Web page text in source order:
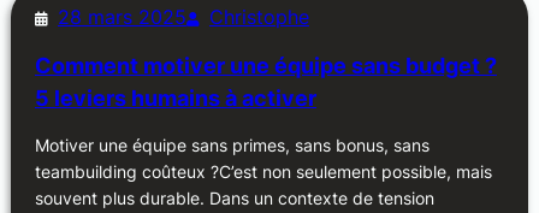
28 mars 2025 Christophe
Comment motiver une équipe sans budget ?
5 leviers humains à activer
Motiver une équipe sans primes, sans bonus, sans
teambuilding coûteux ?C’est non seulement possible, mais
souvent plus durable. Dans un contexte de tension